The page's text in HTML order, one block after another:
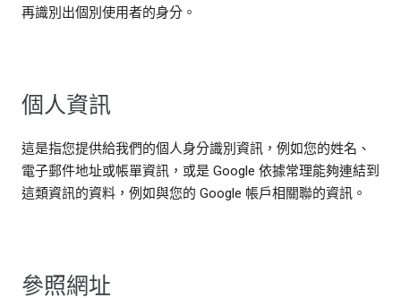
再識別出個別使用者的身分。
個人資訊
這是指您提供給我們的個人身分識別資訊，例如您的姓名、
電子郵件地址或帳單資訊，或是 Google 依據常理能夠連結到
這類資訊的資料，例如與您的 Google 帳戶相關聯的資訊。
參照網址